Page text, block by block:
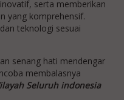
serta memberikan
yang komprehensif.
teknologi sesuai
senang hati mendengar
membalasnya
Seluruh indonesia